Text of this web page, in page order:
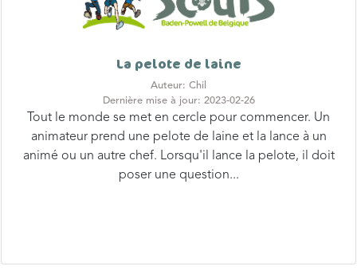
La pelote de laine
Auteur: Chil
Dernière mise à jour: 2023-02-26
Tout le monde se met en cercle pour commencer. Un
animateur prend une pelote de laine et la lance à un
animé ou un autre chef. Lorsqu'il lance la pelote, il doit
poser une question...